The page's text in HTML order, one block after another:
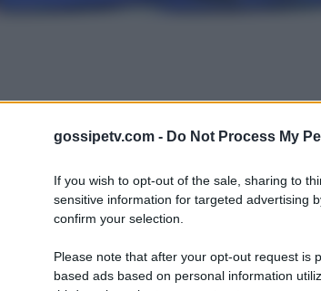
gossipetv.com - Do Not Process My
If you wish to opt-out of the sale, sharing to
sensitive information for targeted advertising
confirm your selection.
Please note that after your opt-out request is
based ads based on personal information